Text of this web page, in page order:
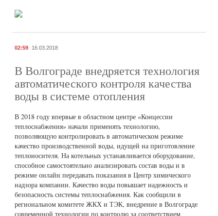
02:59 16.03.2018
В Волгограде внедряется технология
автоматического контроля качества
воды в системе отопления
В 2018 году впервые в областном центре «Концессии
теплоснабжения» начали применять технологию,
позволяющую контролировать в автоматическом режиме
качество производственной воды, идущей на приготовление
теплоносителя. На котельных устанавливается оборудование,
способное самостоятельно анализировать состав воды и в
режиме онлайн передавать показания в Центр химического
надзора компании. Качество воды повышает надежность и
безопасность системы теплоснабжения. Как сообщили в
региональном комитете ЖКХ и ТЭК, внедрение в Волгограде
современной технологии по контролю за соответствием